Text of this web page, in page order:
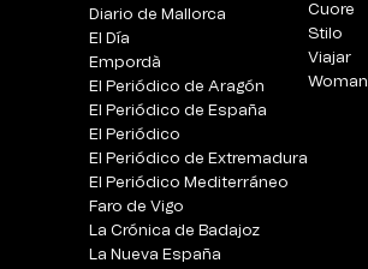
Diario de Mallorca
El Día
Empordà
El Periódico de Aragón
El Periódico de España
El Periódico
El Periódico de Extremadura
El Periódico Mediterráneo
Faro de Vigo
La Crónica de Badajoz
La Nueva España
Cuore
Stilo
Viajar
Woman